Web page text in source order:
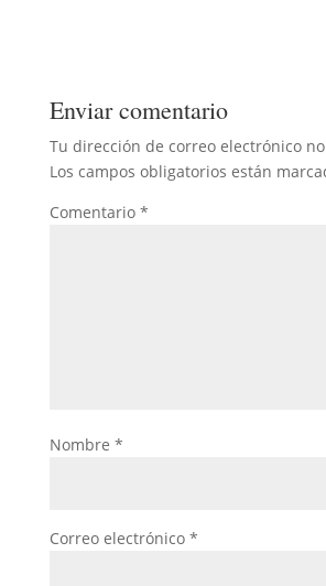
Enviar comentario
Tu dirección de correo electrónico
Los campos obligatorios están
Comentario *
Nombre *
Correo electrónico *